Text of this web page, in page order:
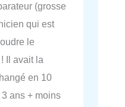
(grosse
qui est
le
Il avait la
en 10
ans + moins